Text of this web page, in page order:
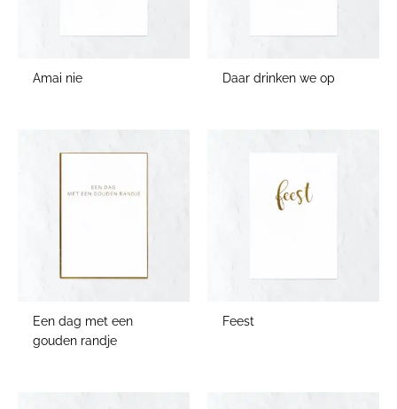
Amai nie Daar drinken we op
Een dag met een
gouden randje
Feest